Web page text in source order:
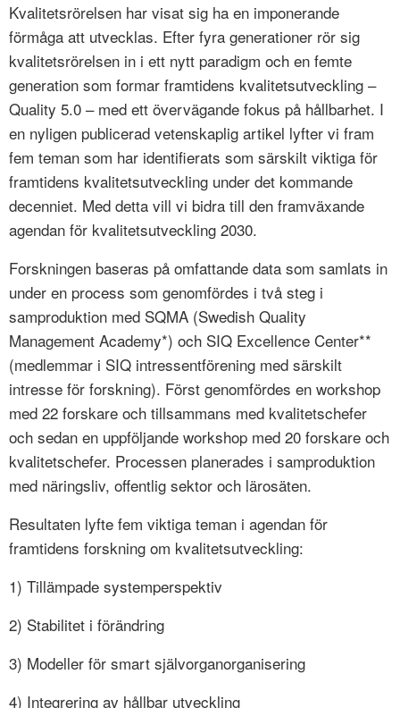
Kvalitetsrörelsen har visat sig ha en imponerande
förmåga att utvecklas. Efter fyra generationer rör sig
kvalitetsrörelsen in i ett nytt paradigm och en femte
generation som formar framtidens kvalitetsutveckling –
Quality 5.0 – med ett övervägande fokus på hållbarhet. I
en nyligen publicerad vetenskaplig artikel lyfter vi fram
fem teman som har identifierats som särskilt viktiga för
framtidens kvalitetsutveckling under det kommande
decenniet. Med detta vill vi bidra till den framväxande
agendan för kvalitetsutveckling 2030.
Forskningen baseras på omfattande data som samlats in
under en process som genomfördes i två steg i
samproduktion med SQMA (Swedish Quality
Management Academy*) och SIQ Excellence Center**
(medlemmar i SIQ intressentförening med särskilt
intresse för forskning). Först genomfördes en workshop
med 22 forskare och tillsammans med kvalitetschefer
och sedan en uppföljande workshop med 20 forskare och
kvalitetschefer. Processen planerades i samproduktion
med näringsliv, offentlig sektor och lärosäten.
Resultaten lyfte fem viktiga teman i agendan för
framtidens forskning om kvalitetsutveckling:
1) Tillämpade systemperspektiv
2) Stabilitet i förändring
3) Modeller för smart självorganorganisering
4) Integrering av hållbar utveckling